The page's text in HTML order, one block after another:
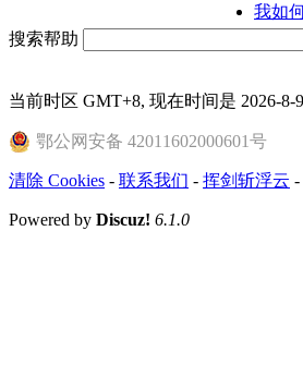
我如
搜索帮助
当前时区 GMT+8, 现在时间是 2026-8-
鄂公网安备 42011602000601号
清除 Cookies - 联系我们 - 挥剑斩浮云 -
Powered by Discuz! 6.1.0